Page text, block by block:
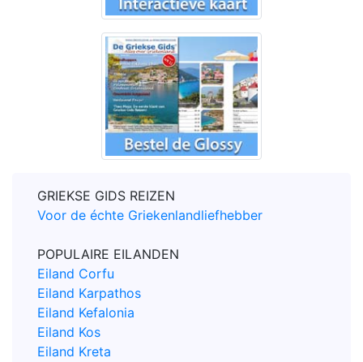
GRIEKSE GIDS REIZEN
Voor de échte Griekenlandliefhebber
POPULAIRE EILANDEN
Eiland Corfu
Eiland Karpathos
Eiland Kefalonia
Eiland Kos
Eiland Kreta